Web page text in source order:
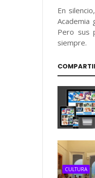
En
Academia
Pero sus
siempre.
CULTURA